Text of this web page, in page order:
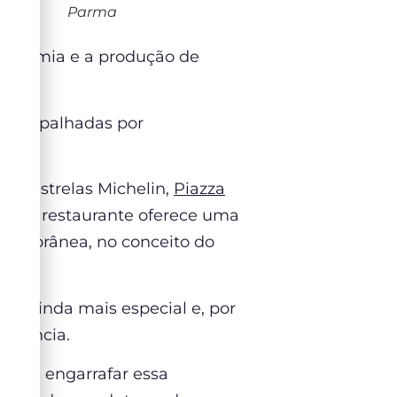
Parma
e a produção de
espalhadas por
3 estrelas Michelin, Piazza
o restaurante oferece uma
no conceito do
ainda mais especial e, por
de engarrafar essa